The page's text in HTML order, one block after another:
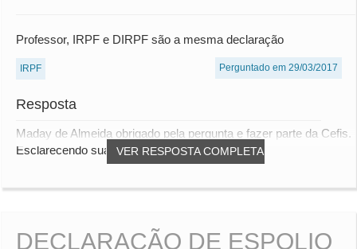
Professor, IRPF e DIRPF são a mesma declaração
IRPF Perguntado em 29/03/2017
Resposta
VER RESPOSTA COMPLETA
Maday de Almeida obrigado pela pergunta e fazer parte da Cefis.
Esclarecendo sua duvida na realidade...
DECLARAÇÃO DE ESPOLIO